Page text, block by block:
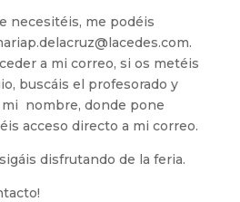
necesitéis, me podéis
a mi correo, si os metéis
buscáis el profesorado y
nombre, donde pone
acceso directo a mi correo.
disfrutando de la feria.